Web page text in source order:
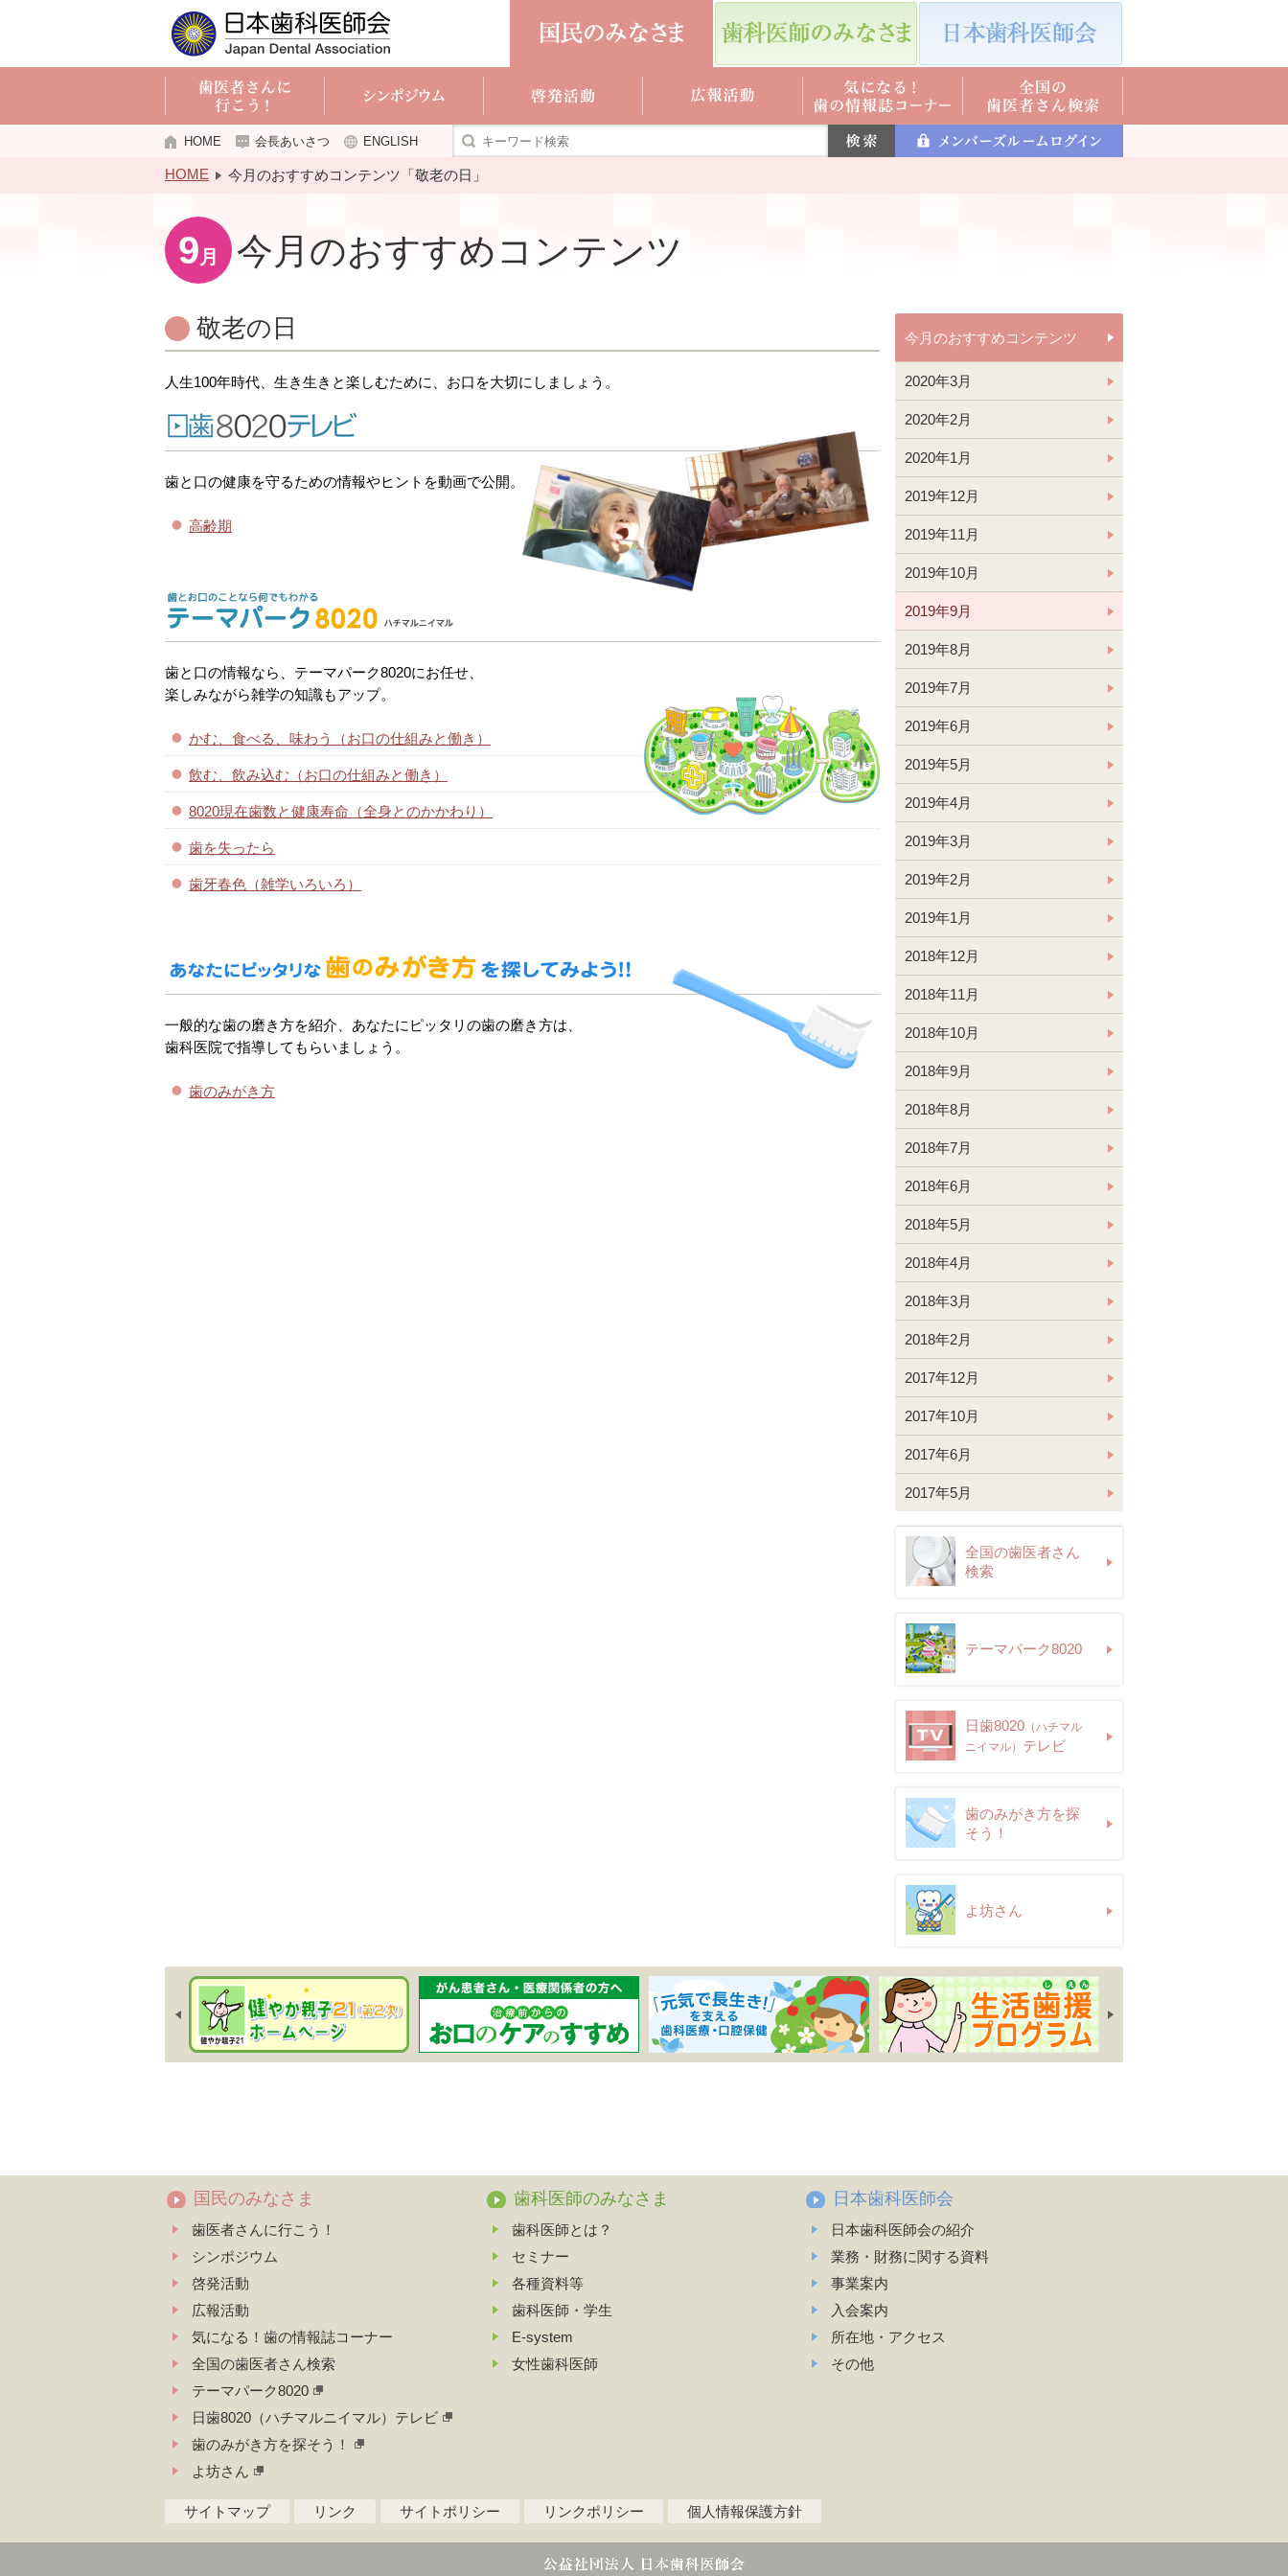
HOME 会長あいさつ ENGLISH
HOME 今月のおすすめコンテンツ「敬老の日」
9 月 今月のおすすめコンテンツ
今月のおすすめコンテンツ
2020年3月
2020年2月
2020年1月
2019年12月
2019年11月
2019年10月
2019年9月
2019年8月
2019年7月
2019年6月
2019年5月
2019年4月
2019年3月
2019年2月
2019年1月
2018年12月
2018年11月
2018年10月
2018年9月
2018年8月
2018年7月
2018年6月
2018年5月
2018年4月
2018年3月
2018年2月
2017年12月
2017年10月
2017年6月
2017年5月
敬老の日
人生100年時代、生き生きと楽しむために、お口を大切にしましょう。
歯と口の健康を守るための情報やヒントを動画で公開。
高齢期
歯と口の情報なら、テーマパーク8020にお任せ、
楽しみながら雑学の知識もアップ。
かむ、食べる、味わう（お口の仕組みと働き）
飲む、飲み込む（お口の仕組みと働き）
8020現在歯数と健康寿命（全身とのかかわり）
歯を失ったら
歯牙春色（雑学いろいろ）
一般的な歯の磨き方を紹介、あなたにピッタリの歯の磨き方は、
歯科医院で指導してもらいましょう。
歯のみがき方
全国の歯医者さん
検索
テーマパーク8020
日歯8020 （ハチマル
ニイマル） テレビ
歯のみがき方を探
そう！
よ坊さん
国民のみなさま
歯医者さんに行こう！
シンポジウム
啓発活動
広報活動
気になる！歯の情報誌コーナー
全国の歯医者さん検索
テーマパーク8020
日歯8020（ハチマルニイマル）テレビ
歯のみがき方を探そう！
よ坊さん
歯科医師のみなさま
歯科医師とは？
セミナー
各種資料等
歯科医師・学生
E-system
女性歯科医師
日本歯科医師会
日本歯科医師会の紹介
業務・財務に関する資料
事業案内
入会案内
所在地・アクセス
その他
サイトマップ リンク サイトポリシー リンクポリシー 個人情報保護方針